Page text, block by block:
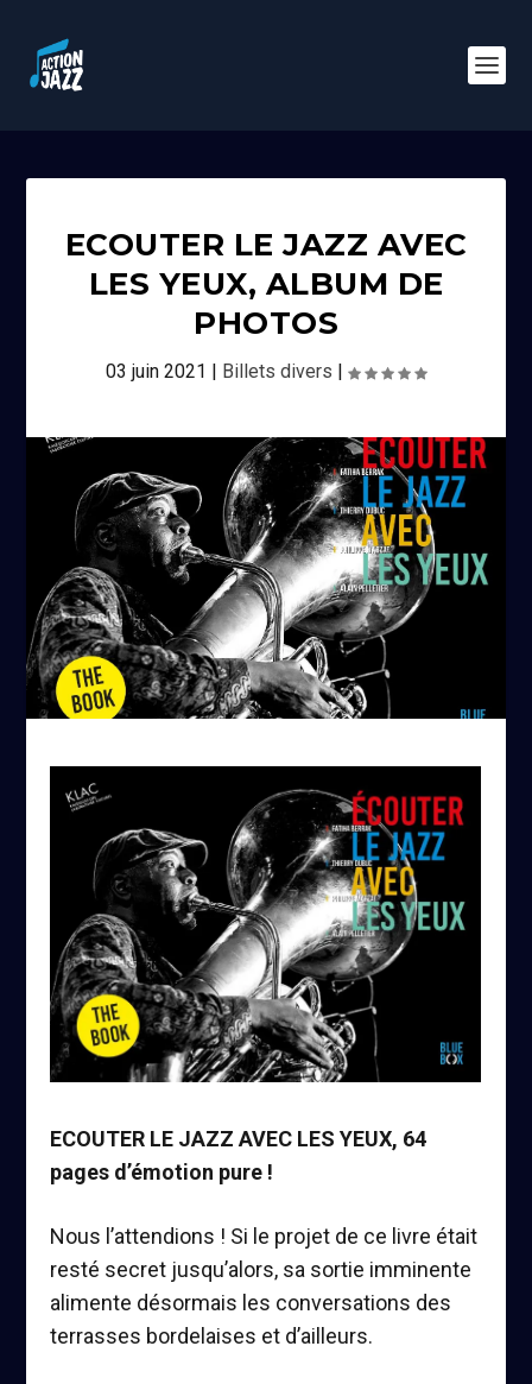
ECOUTER LE JAZZ AVEC
LES YEUX, ALBUM DE
PHOTOS
03 juin 2021 | Billets divers |
ECOUTER LE JAZZ AVEC LES YEUX, 64
pages d’émotion pure !
Nous l’attendions ! Si le projet de ce livre était
resté secret jusqu’alors, sa sortie imminente
alimente désormais les conversations des
terrasses bordelaises et d’ailleurs.